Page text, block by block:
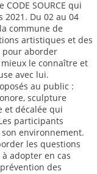
SOURCE qui
2021. Du 02 au 04
commune de
artistiques et des
pour aborder
le connaître et
avec lui.
au public :
sculpture
et décalée qui
participants
environnement.
les questions
adopter en cas
des